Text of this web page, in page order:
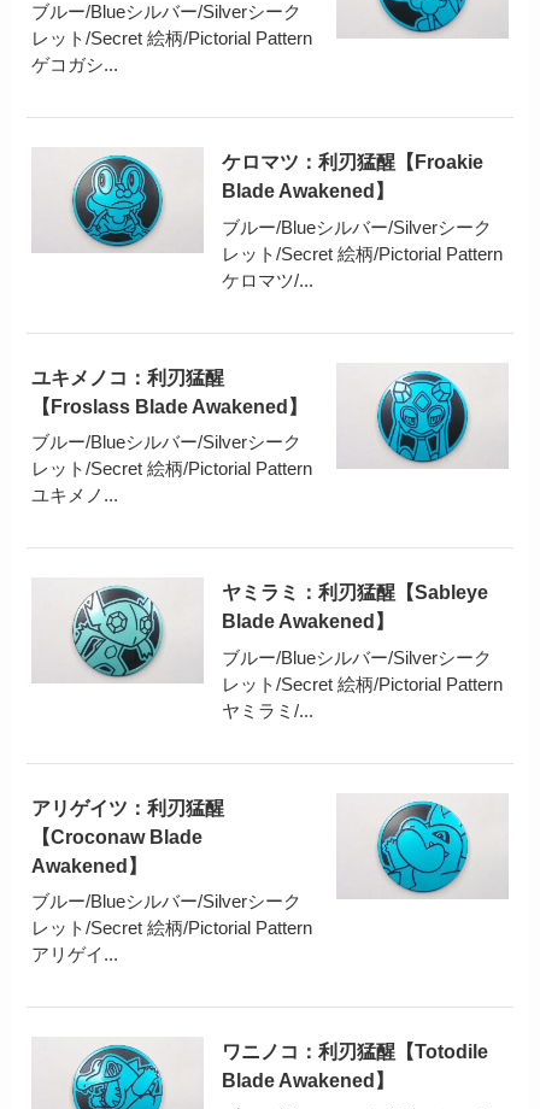
ブルー/Blueシルバー/Silverシーク
レット/Secret 絵柄/Pictorial Pattern
ゲコガシ...
ケロマツ：利刃猛醒【Froakie
Blade Awakened】
ブルー/Blueシルバー/Silverシーク
レット/Secret 絵柄/Pictorial Pattern
ケロマツ/...
ユキメノコ：利刃猛醒
【Froslass Blade Awakened】
ブルー/Blueシルバー/Silverシーク
レット/Secret 絵柄/Pictorial Pattern
ユキメノ...
ヤミラミ：利刃猛醒【Sableye
Blade Awakened】
ブルー/Blueシルバー/Silverシーク
レット/Secret 絵柄/Pictorial Pattern
ヤミラミ/...
アリゲイツ：利刃猛醒
【Croconaw Blade
Awakened】
ブルー/Blueシルバー/Silverシーク
レット/Secret 絵柄/Pictorial Pattern
アリゲイ...
ワニノコ：利刃猛醒【Totodile
Blade Awakened】